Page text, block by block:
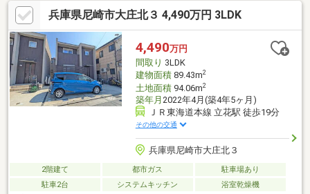
物件についてもキャンペーン中ですのでお気軽にお問い合わせく
ださい！※当物件と同時に内覧も可能です！
兵庫県尼崎市大庄北３ 4,490万円 3LDK
4,490万円
間取り 3LDK
建物面積89.43m2
土地面積94.06m2
築年月 2022年4月(築4年5ヶ月)
ＪＲ東海道本線 立花駅 徒歩19分
その他の交通
兵庫県尼崎市大庄北３
2階建て 都市ガス
駐車場あり
駐車2台
システムキッチン 浴室乾燥機